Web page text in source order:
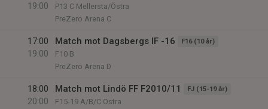
19:00
P13 C Mellersta/Östra
PreZero Arena C
17:00
19:00
Match mot Dagsbergs IF -16 F16 (10 år)
F10 B
PreZero Arena D
18:00
20:00
Match mot Lindö FF F2010/11 FJ (15-19 år)
F15-19 A/B/C Östra